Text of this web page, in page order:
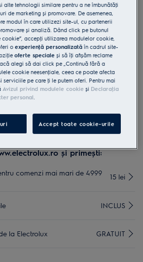
pentru staţiile de
Electrolux Refine 700
și primești:
comenzi mai mari de 4999
15 lei
INCLUS
la Electrolux GRATUIT
alte tehnologii similare pentru a ne îmbunătăţi
de marketing și promovare. De asemenea,
modul în care utilizezi site-ul, cu partenerii
și analiză. Dând click pe butonul
cookie”, accepţi utilizarea modulelor cookie,
oexperienţă personalizată în cadrul site-
oferte speciale și să îţi afișăm reclame
alegi să dai click pe „Continuă fără a
cookie neesenţiale, ceea ce poate afecta
serviciile pe care ţi le putem oferi. Pentru mai
Avizul privind modulele cookie și Declaraţia
personal.
Accept toate cookie-urile